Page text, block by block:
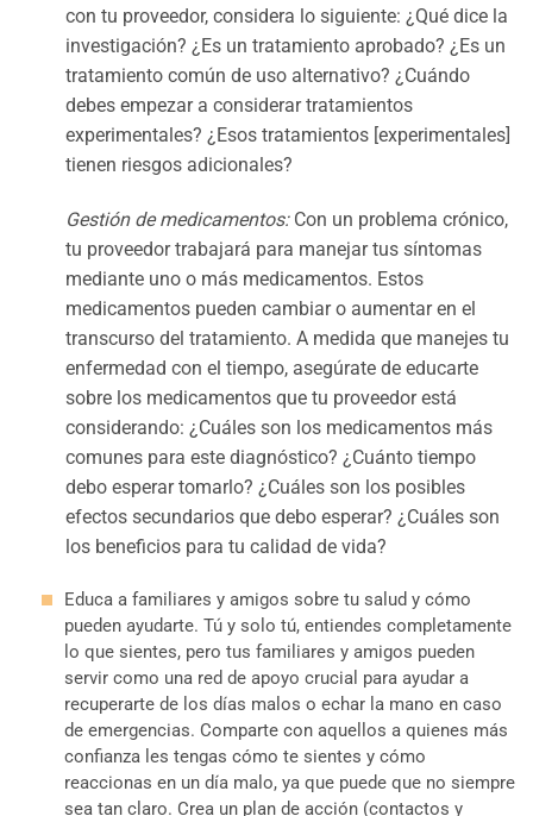
con tu proveedor, considera lo siguiente: ¿Qué dice la
investigación? ¿Es un tratamiento aprobado? ¿Es un
tratamiento común de uso alternativo? ¿Cuándo
debes empezar a considerar tratamientos
experimentales? ¿Esos tratamientos [experimentales]
tienen riesgos adicionales?
Gestión de medicamentos:Con un problema crónico,
tu proveedor trabajará para manejar tus síntomas
mediante uno o más medicamentos. Estos
medicamentos pueden cambiar o aumentar en el
transcurso del tratamiento. A medida que manejes tu
enfermedad con el tiempo, asegúrate de educarte
sobre los medicamentos que tu proveedor está
considerando: ¿Cuáles son los medicamentos más
comunes para este diagnóstico? ¿Cuánto tiempo
debo esperar tomarlo? ¿Cuáles son los posibles
efectos secundarios que debo esperar? ¿Cuáles son
los beneficios para tu calidad de vida?
Educa a familiares y amigos sobre tu salud y cómo
pueden ayudarte. Tú y solo tú, entiendes completamente
lo que sientes, pero tus familiares y amigos pueden
servir como una red de apoyo crucial para ayudar a
recuperarte de los días malos o echar la mano en caso
de emergencias. Comparte con aquellos a quienes más
confianza les tengas cómo te sientes y cómo
reaccionas en un día malo, ya que puede que no siempre
sea tan claro. Crea un plan de acción (contactos y